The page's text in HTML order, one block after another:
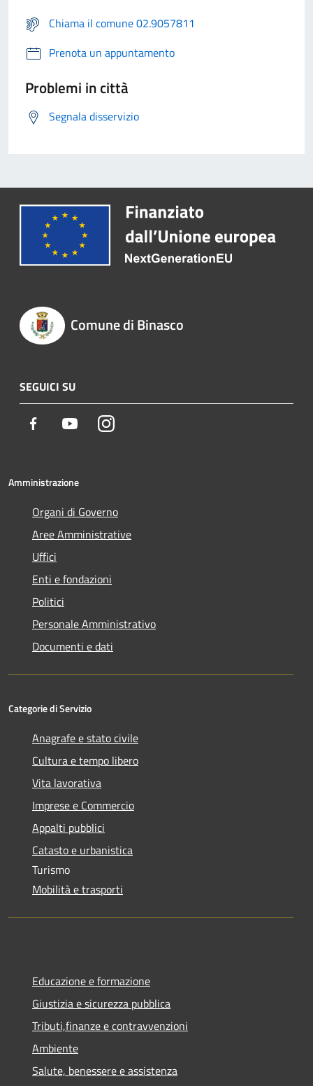
Chiama il comune 02.9057811
Prenota un appuntamento
Problemi in città
Segnala disservizio
Comune di Binasco
SEGUICI SU
Facebook YoutubeInstagram
Amministrazione
Organi di Governo
Aree Amministrative
Uffici
Enti e fondazioni
Politici
Personale Amministrativo
Documenti e dati
Categorie di Servizio
Anagrafe e stato civile
Cultura e tempo libero
Vita lavorativa
Imprese e Commercio
Appalti pubblici
Catasto e urbanistica
Turismo
Mobilità e trasporti
Educazione e formazione
Giustizia e sicurezza pubblica
Tributi,finanze e contravvenzioni
Ambiente
Salute, benessere e assistenza